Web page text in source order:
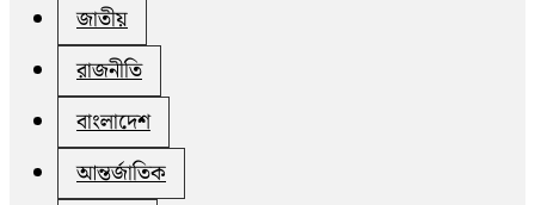
জাতীয়
রাজনীতি
বাংলাদেশ
আন্তর্জাতিক